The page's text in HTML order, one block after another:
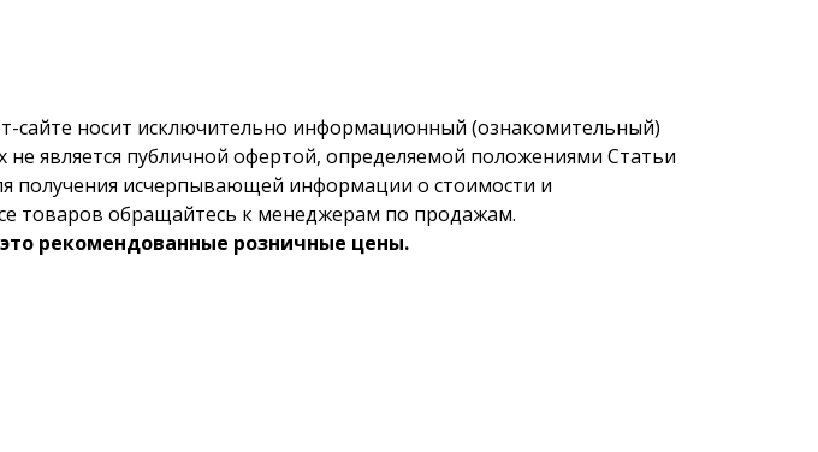
сайте носит исключительно информационный (ознакомительный)
не является публичной офертой, определяемой положениями Статьи
получения исчерпывающей информации о стоимости и
товаров обращайтесь к менеджерам по продажам.
рекомендованные розничные цены.